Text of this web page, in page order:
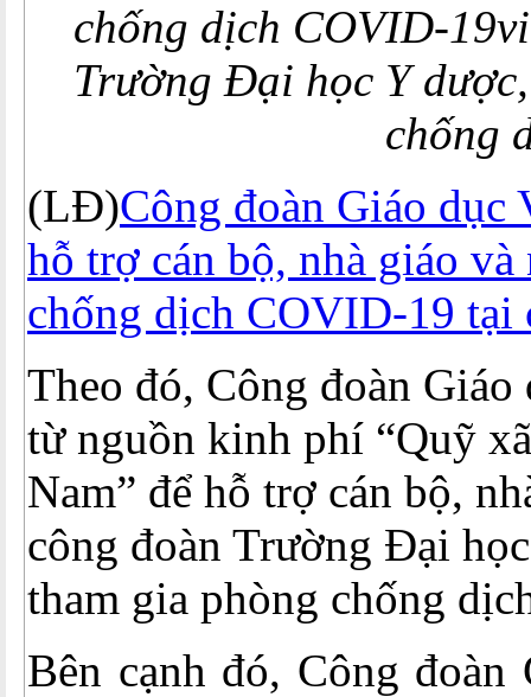
chống dịch COVID-
Trường Đại học Y
chống
(LĐ)Công đoàn Giáo dục
hỗ trợ cán bộ, nhà giáo
chống dịch COVID-19 tại
Theo đó, Công đoàn
từ nguồn kinh phí “Quỹ
Nam” để hỗ trợ cán bộ,
công đoàn Trường Đại
tham gia phòng chống
Bên cạnh đó, Công